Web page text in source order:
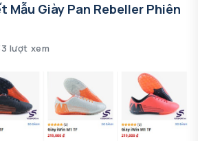
Mẫu Giày Pan Rebeller Phiên
lượt xem